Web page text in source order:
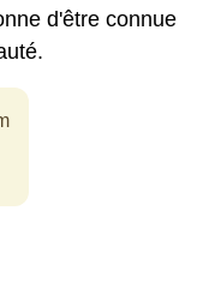
d'être connue